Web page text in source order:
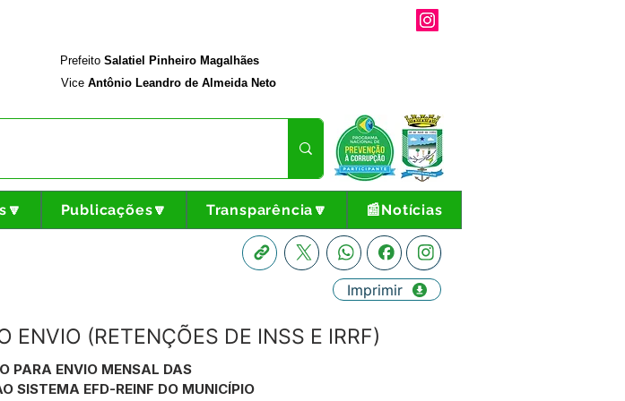
Prefeito Salatiel Pinheiro Magalhães
Vice Antônio Leandro de Almeida Neto
Publicações🔽 Transparência🔽 📰Notícias
(RETENÇÕES DE INSS E IRRF)
Imprimir
PARA ENVIO MENSAL DAS
SISTEMA EFD-REINF DO MUNICÍPIO